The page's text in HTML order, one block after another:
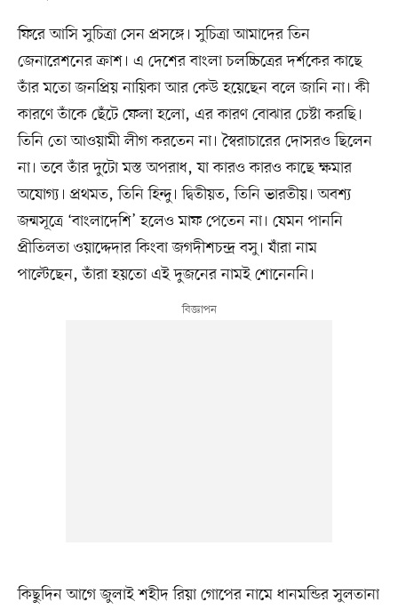
ফিরে আসি সুচিত্রা সেন প্রসঙ্গে। সুচিত্রা আমাদের তিন
জেনারেশনের ক্রাশ। এ দেশের বাংলা চলচ্চিত্রের দর্শকের কাছে
তাঁর মতো জনপ্রিয় নায়িকা আর কেউ হয়েছেন বলে জানি না। কী
কারণে তাঁকে ছেঁটে ফেলা হলো, এর কারণ বোঝার চেষ্টা করছি।
তিনি তো আওয়ামী লীগ করতেন না। স্বৈরাচারের দোসরও ছিলেন
না। তবে তাঁর দুটো মস্ত অপরাধ, যা কারও কারও কাছে ক্ষমার
অযোগ্য। প্রথমত, তিনি হিন্দু। দ্বিতীয়ত, তিনি ভারতীয়। অবশ্য
জন্মসূত্রে ‘বাংলাদেশি’ হলেও মাফ পেতেন না। যেমন পাননি
প্রীতিলতা ওয়াদ্দেদার কিংবা জগদীশচন্দ্র বসু। যাঁরা নাম
পাল্টেছেন, তাঁরা হয়তো এই দুজনের নামই শোনেননি।
কিছুদিন আগে জুলাই শহীদ রিয়া গোপের নামে ধানমন্ডির সুলতানা